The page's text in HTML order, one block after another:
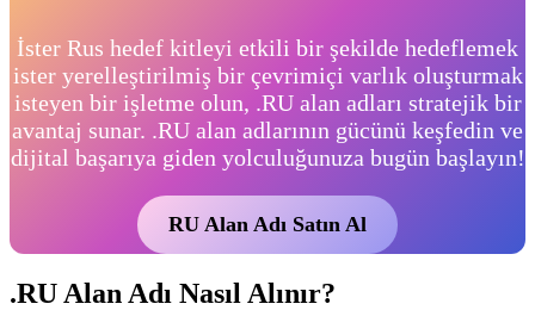
İster Rus hedef kitleyi etkili bir şekilde hedeflemek
ister yerelleştirilmiş bir çevrimiçi varlık oluşturmak
isteyen bir işletme olun, .RU alan adları stratejik bir
avantaj sunar. .RU alan adlarının gücünü keşfedin ve
dijital başarıya giden yolculuğunuza bugün başlayın!
RU Alan Adı Satın Al
.RU Alan Adı Nasıl Alınır?